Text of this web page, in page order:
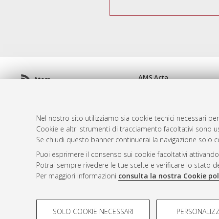
Nel nostro sito utilizziamo sia cookie tecnici necessari
Cookie e altri strumenti di tracciamento facoltativi sono
Se chiudi questo banner continuerai la navigazione solo
Puoi esprimere il consenso sui cookie facoltativi
Potrai sempre rivedere le tue scelte e verificare lo stato
Per maggiori informazioni consulta la nostra Cookie
COOKIE DI PROFILAZIONE - FACOLTATIVI
SOLO COOKIE NECESSARI
Atom
AMS Acta
Servizio implementato
Impostazioni Cookie
Informativa sulla privacy
Condizioni d'uso del sito
Mission e policies del